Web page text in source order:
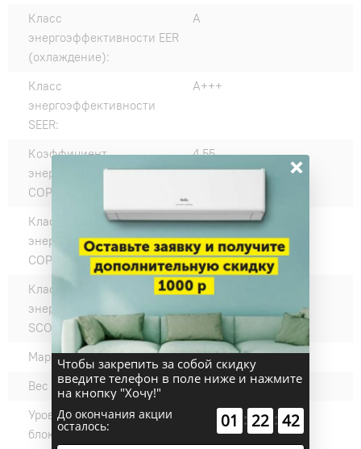
Класс
энергоэффективности EER
(охлаждение):
A
Класс
энергоэффективности
SEER:
A+++
Коэффициент
энергоэффективности
COP:
4,55
Класс
энергоэффективности
COP (нагрев):
A
Класс
энергоэффективности
SCOP:
A++
Марка компрессора:
RECHI
Вес внешнего блока, кг:
23.5
Уровень шума наружного
блока, дБ(А):
×
Чтобы закрепить за собой скидку
введите телефон в поле ниже и нажмите
на кнопку "Хочу!"
До окончания акции
осталось: 01 : 22 : 41